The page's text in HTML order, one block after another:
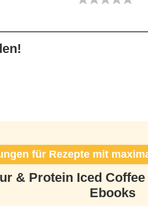
für Rezepte mit
& Protein Iced
Ebooks